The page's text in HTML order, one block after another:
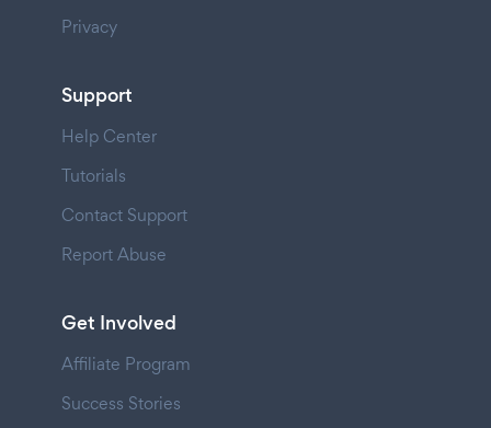
Privacy
Support
Help Center
Tutorials
Contact Support
Report Abuse
Get Involved
Affiliate Program
Success Stories